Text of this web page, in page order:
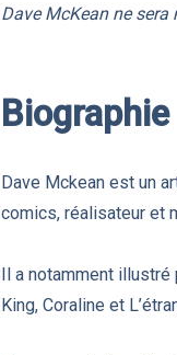
Dave McKean ne
Biographie
Dave Mckean est un
comics, réalisateur et
Il a notamment
King, Coraline et